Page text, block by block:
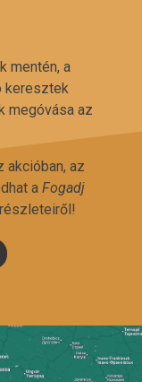
mentén, a
keresztek
megóvása az
akcióban, az
a Fogadj